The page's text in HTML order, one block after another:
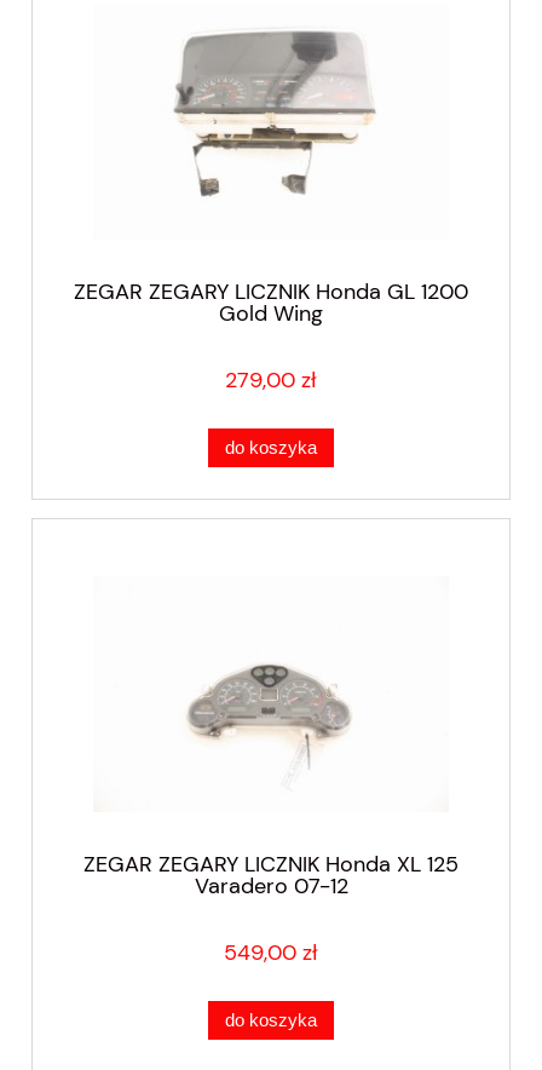
ZEGAR ZEGARY LICZNIK Honda GL 1200
Gold Wing
279,00 zł
do koszyka
ZEGAR ZEGARY LICZNIK Honda XL 125
Varadero 07-12
549,00 zł
do koszyka